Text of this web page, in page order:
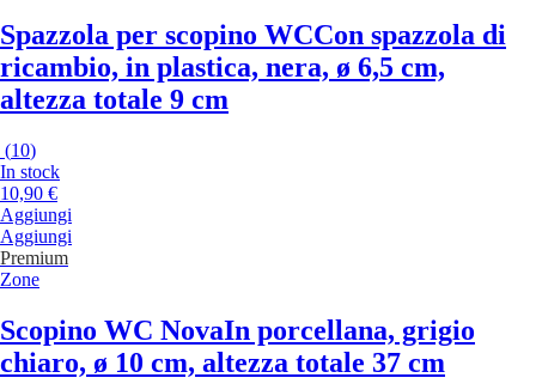
Spazzola per scopino WCCon spazzola di
ricambio, in plastica, nera, ø 6,5 cm,
altezza totale 9 cm
(10)
In stock
10,90 €
Aggiungi
Aggiungi
Premium
Zone
Scopino WC NovaIn porcellana, grigio
chiaro, ø 10 cm, altezza totale 37 cm